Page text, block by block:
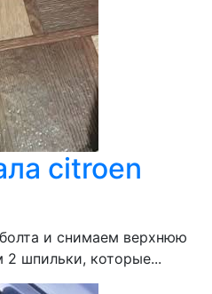
citroen
и снимаем верхнюю
2 шпильки, которые...